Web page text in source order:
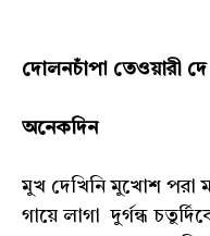
দোলনচাঁপা তেওয়ারী দে
অনেকদিন
মুখ দেখিনি মুখোশ পরা
গায়ে লাগা দুর্গন্ধ